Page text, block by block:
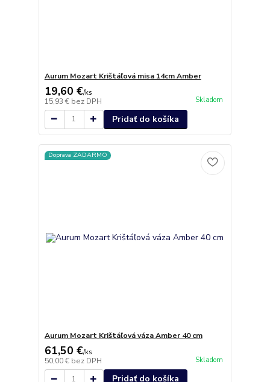
Aurum Mozart Krištáľová misa 14cm Amber
19,60 €/ks
15,93 € bez DPH Skladom
Pridať do košíka
Doprava ZADARMO
Aurum Mozart Krištáľová váza Amber 40 cm
61,50 €/ks
50,00 € bez DPH Skladom
Pridať do košíka